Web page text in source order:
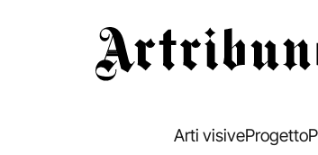
Arti visiveProgetto